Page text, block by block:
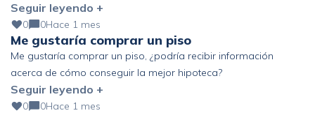
pendiente) Altos ingresos y ahorro, pero fuera de España. ¿Se
podría mejorar?
Seguir leyendo +
0 0Hace 1 mes
Me gustaría comprar un piso
Me gustaría comprar un piso, ¿podría recibir información
acerca de cómo conseguir la mejor hipoteca?
Seguir leyendo +
0 0Hace 1 mes